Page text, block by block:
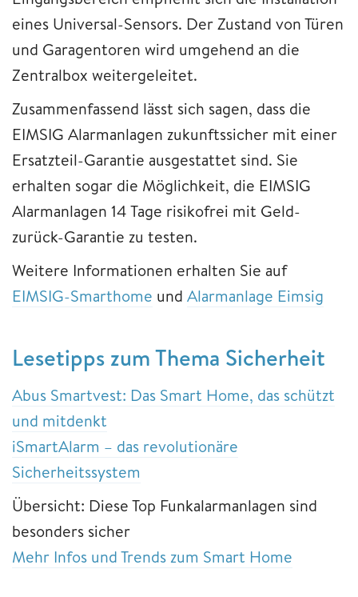
eines Universal-Sensors. Der Zustand von Türen
und Garagentoren wird umgehend an die
Zentralbox weitergeleitet.
Zusammenfassend lässt sich sagen, dass die
EIMSIG Alarmanlagen zukunftssicher mit einer
Ersatzteil-Garantie ausgestattet sind. Sie
erhalten sogar die Möglichkeit, die EIMSIG
Alarmanlagen 14 Tage risikofrei mit Geld-
zurück-Garantie zu testen.
Weitere Informationen erhalten Sie auf
EIMSIG-Smarthome und Alarmanlage Eimsig
Lesetipps zum Thema Sicherheit
Abus Smartvest: Das Smart Home, das schützt
und mitdenkt
iSmartAlarm – das revolutionäre
Sicherheitssystem
Übersicht: Diese Top Funkalarmanlagen sind
besonders sicher
Mehr Infos und Trends zum Smart Home